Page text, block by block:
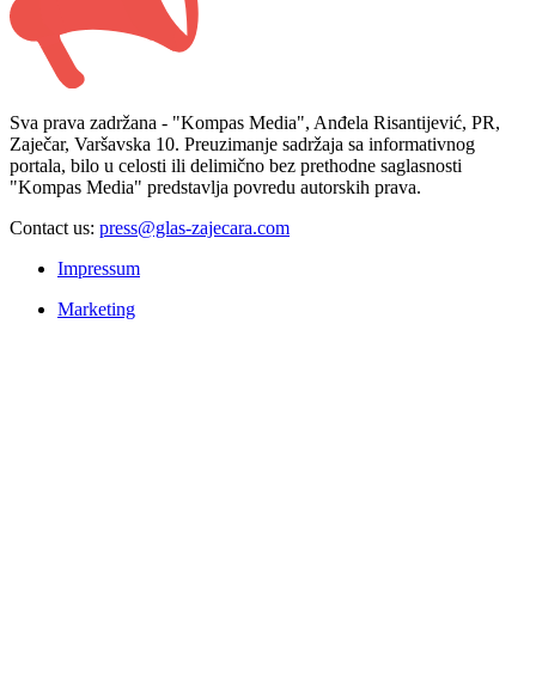
Sva prava zadržana - "Kompas Media", Anđela Risantijević, PR,
Zaječar, Varšavska 10. Preuzimanje sadržaja sa informativnog
portala, bilo u celosti ili delimično bez prethodne saglasnosti
"Kompas Media" predstavlja povredu autorskih prava.
Contact us: press@glas-zajecara.com
Impressum
Marketing